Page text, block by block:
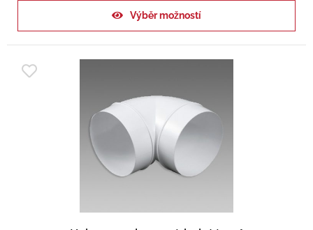
Výběr možností